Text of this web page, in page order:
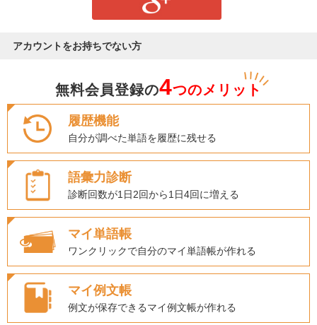
アカウントをお持ちでない方
無料会員登録の4つのメリット
履歴機能
自分が調べた単語を履歴に残せる
語彙力診断
診断回数が1日2回から1日4回に増える
マイ単語帳
ワンクリックで自分のマイ単語帳が作れる
マイ例文帳
例文が保存できるマイ例文帳が作れる